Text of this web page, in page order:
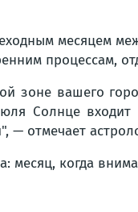
месяцем
процессам,
зоне вашего
Солнце
— отмечает